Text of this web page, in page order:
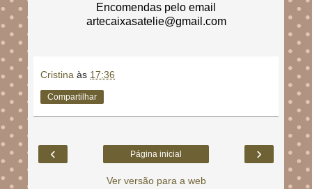
Encomendas pelo email
artecaixasatelie@gmail.com
Cristina às 17:36
Compartilhar
‹ ›
Página inicial
Ver versão para a web